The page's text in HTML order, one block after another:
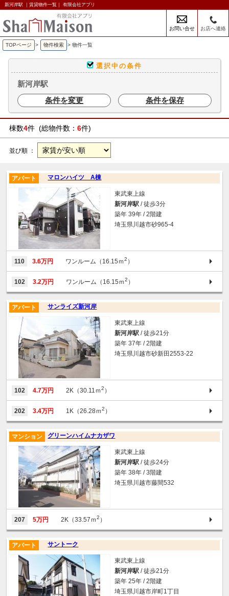
新河岸駅 ｜賃貸物件一覧｜ 有限会社アプリ
お問い合せ お店へ連絡
TOPページ > 物件検索 > 物件一覧
選択中の条件
新河岸駅
条件を変更
条件を保存
棟数4件 (総物件数： 6件)
並び順 ：
マロンハイツ A棟
アパート
東武東上線
新河岸駅 / 徒歩3分
築年 39年 / 2階建
埼玉県川越市砂965-4
110 3.6万円 ワンルーム（16.15ｍ2 ）
102 3.2万円 ワンルーム（16.15ｍ2 ）
サンライズ新河岸
アパート
東武東上線
新河岸駅 / 徒歩21分
築年 37年 / 2階建
埼玉県川越市砂新田2553-22
102 4.7万円 2K（30.11ｍ2 ）
202 3.4万円 1K（26.28ｍ2 ）
グリーンハイムナカザワ
マンション
東武東上線
新河岸駅 / 徒歩24分
築年 38年 / 3階建
埼玉県川越市藤間532
207 5万円 2K（33.57ｍ2 ）
サントーク
アパート
東武東上線
新河岸駅 / 徒歩21分
築年 25年 / 2階建
埼玉県川越市岸町1丁目